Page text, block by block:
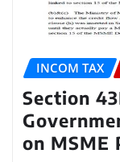
INCOM TAX
Section
on MSME